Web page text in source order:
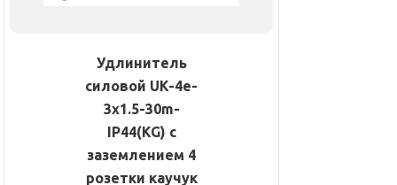
Удлинитель
силовой UK-4e-
3x1.5-30m-
IP44(KG) с
заземлением 4
розетки каучук